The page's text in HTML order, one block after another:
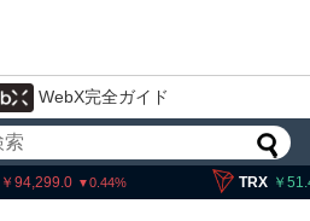
WebX完全ガイド
TRX 51.48